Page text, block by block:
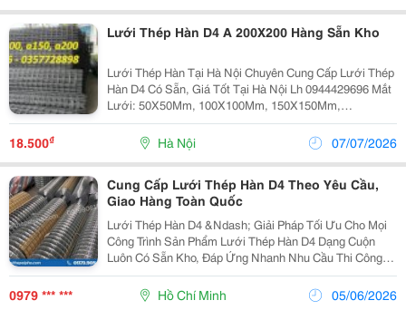
Lưới Thép Hàn D4 A 200X200 Hàng Sẵn Kho
Lưới Thép Hàn Tại Hà Nội Chuyên Cung Cấp Lưới Thép
Hàn D4 Có Sẵn, Giá Tốt Tại Hà Nội Lh 0944429696 Mắt
Lưới: 50X50Mm, 100X100Mm, 150X150Mm,
200X200Mm..vv Kích Thước Tấm Lưới: Theo Yêu Cầu
Của Kách Hàng Rông ( Max) 2,4M &Ndash; Dài (Max
18.500₫ Hà Nội 07/07/2026
Cung Cấp Lưới Thép Hàn D4 Theo Yêu Cầu,
Giao Hàng Toàn Quốc
Lưới Thép Hàn D4 &Ndash; Giải Pháp Tối Ưu Cho Mọi
Công Trình Sản Phẩm Lưới Thép Hàn D4 Dạng Cuộn
Luôn Có Sẵn Kho, Đáp Ứng Nhanh Nhu Cầu Thi Công
Với Thời Gian Giao Hàng Linh Hoạt. Thông Số Sản
Phẩm: ✔ Kích Thước Cuộn: 2M X 25M ✔ Quy Cách
0979 *** *** Hồ Chí Minh 05/06/2026